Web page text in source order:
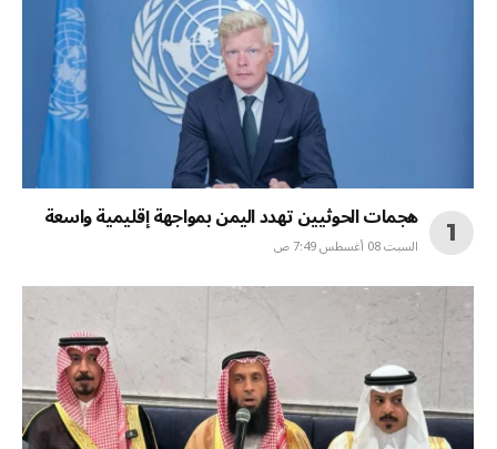
هجمات الحوثيين تهدد اليمن بمواجهة إقليمية واسعة
السبت 08 أغسطس 7:49 ص